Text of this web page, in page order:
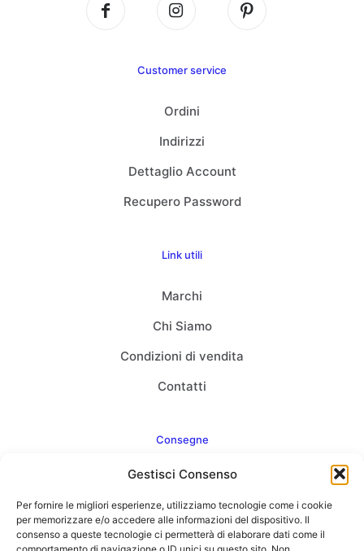
Gestisci Consenso
Per fornire le migliori esperienze, utilizziamo tecnologie come i cookie
per memorizzare e/o accedere alle informazioni del dispositivo. Il
consenso a queste tecnologie ci permetterà di elaborare dati come il
Customer service
Ordini
Indirizzi
Dettaglio Account
Recupero Password
Link utili
Marchi
Chi Siamo
Condizioni di vendita
Contatti
Consegne
Come consegnamo
FAQ